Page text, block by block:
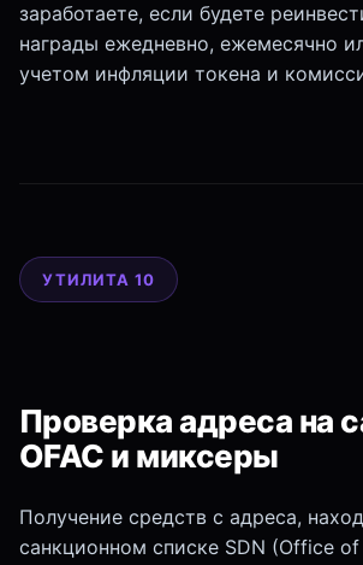
заработаете, если будете
награды ежедневно, ежемесячно
учетом инфляции токена и
УТИЛИТА 10
Проверка адреса на
OFAC и миксеры
Получение средств с адреса,
санкционном списке SDN (Office